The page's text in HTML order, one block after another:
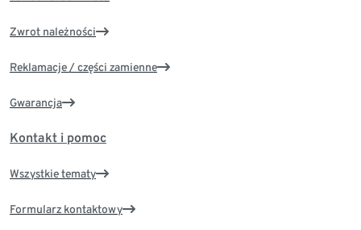
Zwrot należności
Reklamacje / części zamienne
Gwarancja
Kontakt i pomoc
Wszystkie tematy
Formularz kontaktowy